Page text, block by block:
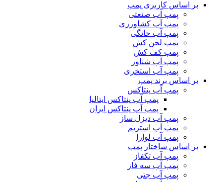
بر اساس کاربری پمپ
پمپ آب صنعتی
پمپ آب کشاورزی
پمپ آب خانگی
پمپ لجن کش
پمپ کف کش
پمپ آب شناور
پمپ آب استخری
بر اساس برند پمپ
پمپ آب پنتاکس
پمپ آب پنتاکس ایتالیا
پمپ آب پنتاکس ایران
پمپ آب دیزل ساز
پمپ آب استریم
پمپ آب لوارا
بر اساس ساختار پمپ
پمپ آب تکفاز
پمپ آب سه فاز
پمپ آب جتی